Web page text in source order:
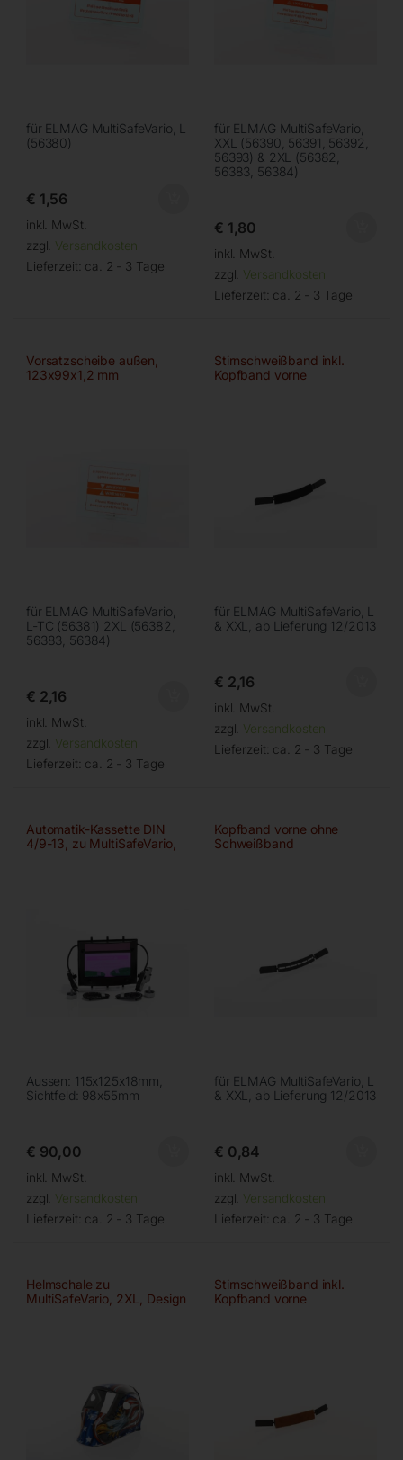
für ELMAG MultiSafeVario, L
(56380)
€ 1,56
inkl. MwSt.
zzgl. Versandkosten
Lieferzeit: ca. 2 - 3 Tage
für ELMAG MultiSafeVario,
XXL (56390, 56391, 56392,
56393) & 2XL (56382,
56383, 56384)
€ 1,80
inkl. MwSt.
zzgl. Versandkosten
Lieferzeit: ca. 2 - 3 Tage
Vorsatzscheibe außen,
123x99x1,2 mm
für ELMAG MultiSafeVario,
L-TC (56381) 2XL (56382,
56383, 56384)
€ 2,16
inkl. MwSt.
zzgl. Versandkosten
Lieferzeit: ca. 2 - 3 Tage
Stirnschweißband inkl.
Kopfband vorne
für ELMAG MultiSafeVario, L
& XXL, ab Lieferung 12/2013
€ 2,16
inkl. MwSt.
zzgl. Versandkosten
Lieferzeit: ca. 2 - 3 Tage
Automatik-Kassette DIN
4/9-13, zu MultiSafeVario,
Aussen: 115x125x18mm,
Sichtfeld: 98x55mm
€ 90,00
inkl. MwSt.
zzgl. Versandkosten
Lieferzeit: ca. 2 - 3 Tage
Kopfband vorne ohne
Schweißband
für ELMAG MultiSafeVario, L
& XXL, ab Lieferung 12/2013
€ 0,84
inkl. MwSt.
zzgl. Versandkosten
Lieferzeit: ca. 2 - 3 Tage
Helmschale zu
MultiSafeVario, 2XL, Design
Stirnschweißband inkl.
Kopfband vorne